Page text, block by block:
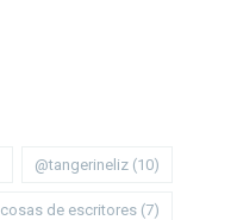
@tangerineliz (10)
cosas de escritores (7)